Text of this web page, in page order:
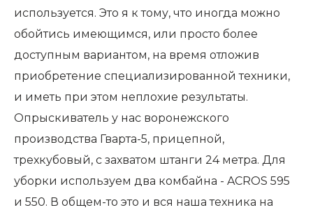
используется. Это я к тому, что иногда можно
обойтись имеющимся, или просто более
доступным вариантом, на время отложив
приобретение специализированной техники,
и иметь при этом неплохие результаты.
Опрыскиватель у нас воронежского
производства Гварта-5, прицепной,
трехкубовый, с захватом штанги 24 метра. Для
уборки используем два комбайна - ACROS 595
и 550. В общем-то это и вся наша техника на